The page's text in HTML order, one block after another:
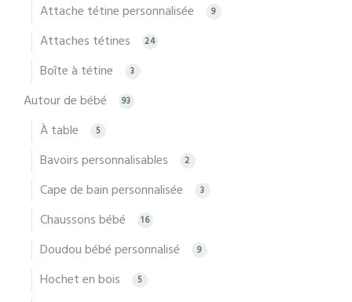
Attache tétine personnalisée 9
Attaches tétines 24
Boîte à tétine 3
Autour de bébé 93
À table 5
Bavoirs personnalisables 2
Cape de bain personnalisée 3
Chaussons bébé 16
Doudou bébé personnalisé 9
Hochet en bois 5